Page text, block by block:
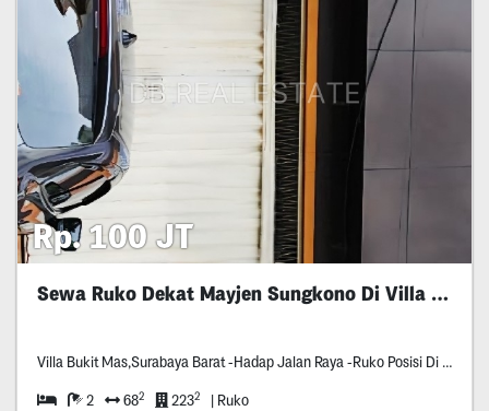
Rp. 100 JT
Sewa Ruko Dekat Mayjen Sungkono Di Villa Bukit Mas
Villa Bukit Mas,Surabaya Barat -Hadap Jalan Raya -Ruko Posisi Di Depan -Dekat
2 682 2232 | Ruko